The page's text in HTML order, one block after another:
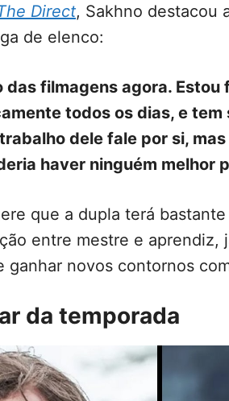
Direct, Sakhno destacou
de elenco:
das filmagens agora.
todos os dias, e
dele fale por si,
haver ninguém melhor
que a dupla terá
entre mestre e aprendiz,
ganhar novos contornos
da temporada